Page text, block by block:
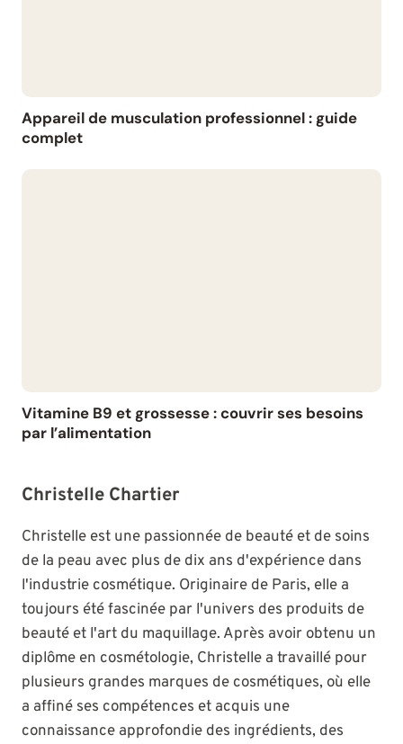
Appareil de musculation professionnel : guide
complet
Vitamine B9 et grossesse : couvrir ses besoins
par l’alimentation
Christelle Chartier
Christelle est une passionnée de beauté et de soins
de la peau avec plus de dix ans d'expérience dans
l'industrie cosmétique. Originaire de Paris, elle a
toujours été fascinée par l'univers des produits de
beauté et l'art du maquillage. Après avoir obtenu un
diplôme en cosmétologie, Christelle a travaillé pour
plusieurs grandes marques de cosmétiques, où elle
a affiné ses compétences et acquis une
connaissance approfondie des ingrédients, des